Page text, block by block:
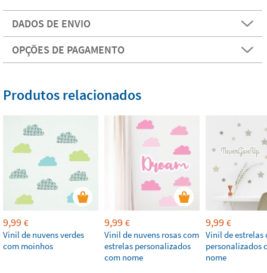
DADOS DE ENVIO
OPÇÕES DE PAGAMENTO
Produtos relacionados
9,99 €
Vinil de nuvens verdes
com moinhos
9,99 €
Vinil de nuvens rosas com
estrelas personalizados
com nome
9,99 €
Vinil de estrelas
personalizados
nome